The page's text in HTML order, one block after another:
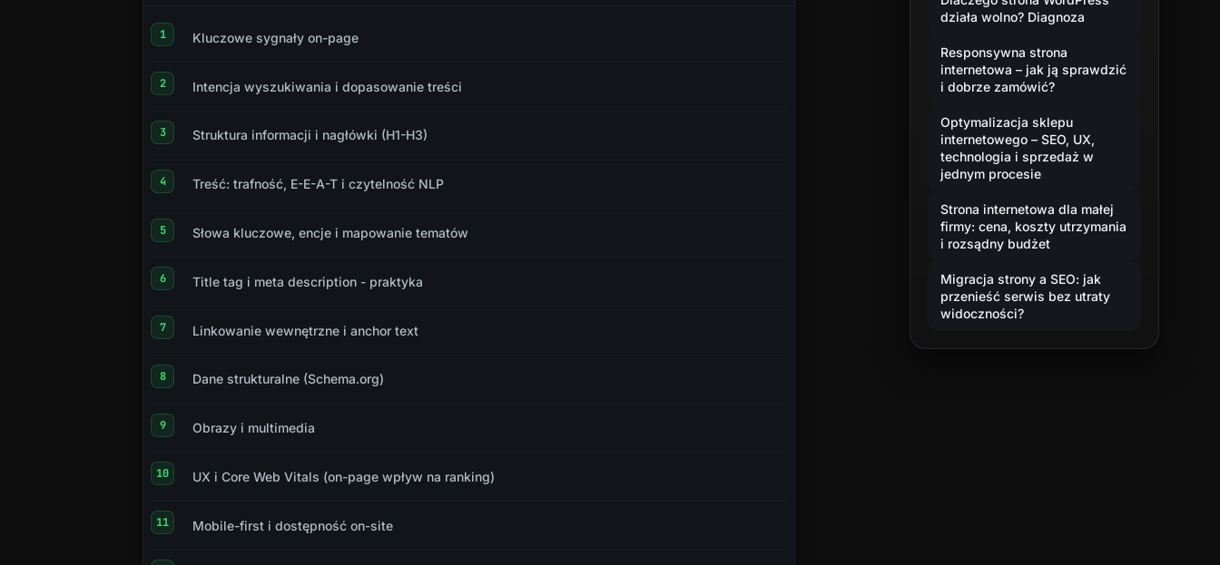
Kluczowe sygnały on-page
Intencja wyszukiwania i dopasowanie treści
Struktura informacji i nagłówki (H1-H3)
Treść: trafność, E-E-A-T i czytelność NLP
Słowa kluczowe, encje i mapowanie tematów
Title tag i meta description - praktyka
Linkowanie wewnętrzne i anchor text
Dane strukturalne (Schema.org)
Obrazy i multimedia
UX i Core Web Vitals (on-page wpływ na ranking)
Mobile-first i dostępność on-site
działa wolno? Diagnoza
Responsywna strona
internetowa – jak ją sprawdzić
i dobrze zamówić?
Optymalizacja sklepu
internetowego – SEO, UX,
technologia i sprzedaż w
jednym procesie
Strona internetowa dla małej
firmy: cena, koszty utrzymania
i rozsądny budżet
Migracja strony a SEO: jak
przenieść serwis bez utraty
widoczności?